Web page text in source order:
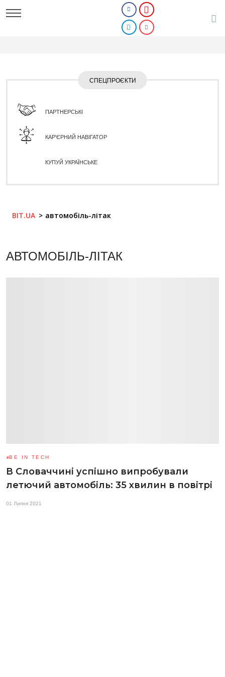
СПЕЦПРОЄКТИ
ПАРТНЕРСЬКІ
КАР'ЄРНИЙ НАВІГАТОР
КУПУЙ УКРАЇНСЬКЕ
BIT.UA автомобіль-літак
АВТОМОБІЛЬ-ЛІТАК
BE IN TECH
В Словаччині успішно випробували
летючий автомобіль: 35 хвилин в повітрі
01 Липня 2021